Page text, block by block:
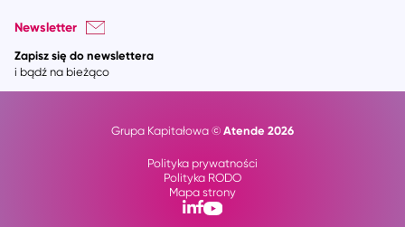
Newsletter
Zapisz się do newslettera
i bądź na bieżąco
Grupa Kapitałowa © Atende 2026
Polityka prywatności
Polityka RODO
Mapa strony